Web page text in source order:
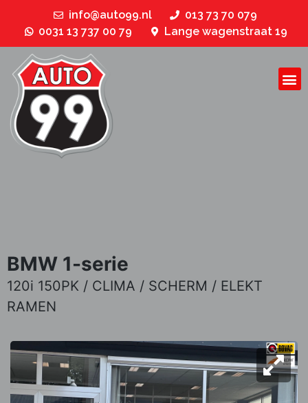
info@auto99.nl
013 73 70 079
0031 13 737 00 79
Lange wagenstraat 19
BMW 1-serie
120i 150PK / CLIMA / SCHERM / ELEKT
RAMEN